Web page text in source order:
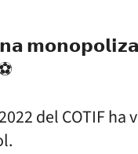
del COTIF